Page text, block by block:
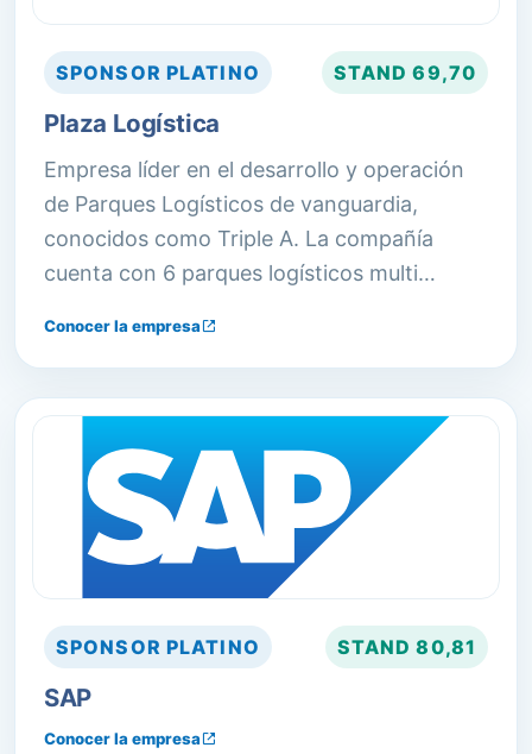
SPONSOR PLATINO STAND69,70
Plaza Logística
Empresa líder en el desarrollo y operación
de Parques Logísticos de vanguardia,
conocidos como Triple A. La compañía
cuenta con 6 parques logísticos multi
de naves sobre casi 1.000.000 m2 de
Conocer la empresa
SPONSOR PLATINO STAND80,81
SAP
Conocer la empresa